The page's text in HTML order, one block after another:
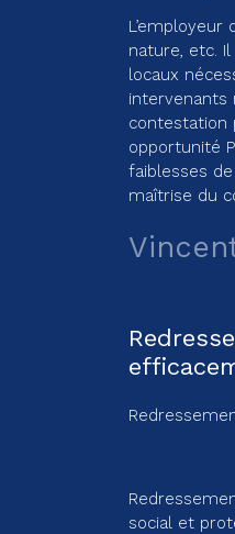
nature, etc.
locaux
intervenants
contestation
opportunité
faiblesses
maîtrise du
social et